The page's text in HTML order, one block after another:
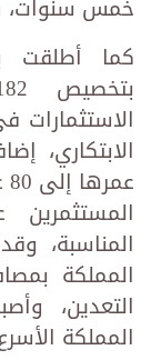
خمس سنوات،
الابتكاري،
المستثمرين
المناسبة،
المملكة
التعدين،
المملكة